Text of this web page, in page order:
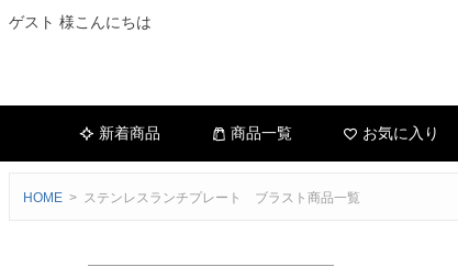
ゲスト 様こんにちは
新着商品 商品一覧 お気に入り
HOME ステンレスランチプレート ブラスト商品一覧